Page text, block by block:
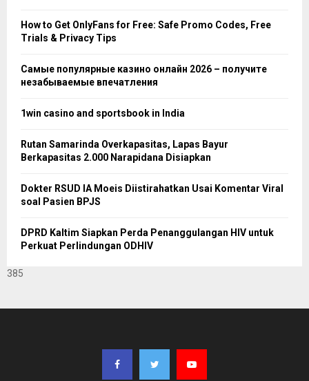
How to Get OnlyFans for Free: Safe Promo Codes, Free
Trials & Privacy Tips
Самые популярные казино онлайн 2026 – получите
незабываемые впечатления
1win casino and sportsbook in India
Rutan Samarinda Overkapasitas, Lapas Bayur
Berkapasitas 2.000 Narapidana Disiapkan
Dokter RSUD IA Moeis Diistirahatkan Usai Komentar Viral
soal Pasien BPJS
DPRD Kaltim Siapkan Perda Penanggulangan HIV untuk
Perkuat Perlindungan ODHIV
385